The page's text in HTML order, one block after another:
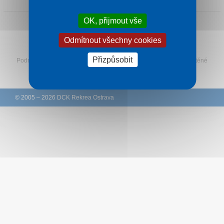
Sledujte Rekreu na Facebooku
Podmínky Ochrana osobních údajů zákazníků
Tištěné
© 2005 – 2026 DCK Rekrea Ostrava
OK, přijmout vše
Odmítnout všechny cookies
Přizpůsobit